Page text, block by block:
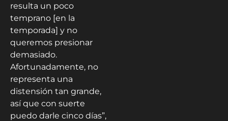
resulta un poco
temprano [en la
temporada] y no
queremos presionar
demasiado.
Afortunadamente, no
representa una
distensión tan grande,
así que con suerte
puedo darle cinco días”,